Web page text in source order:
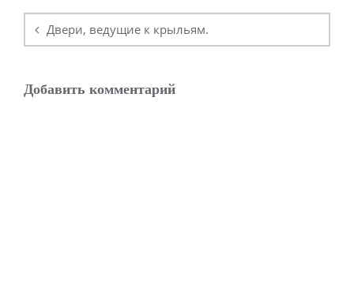
по
записям
Двери, ведущие к крыльям.
Добавить комментарий